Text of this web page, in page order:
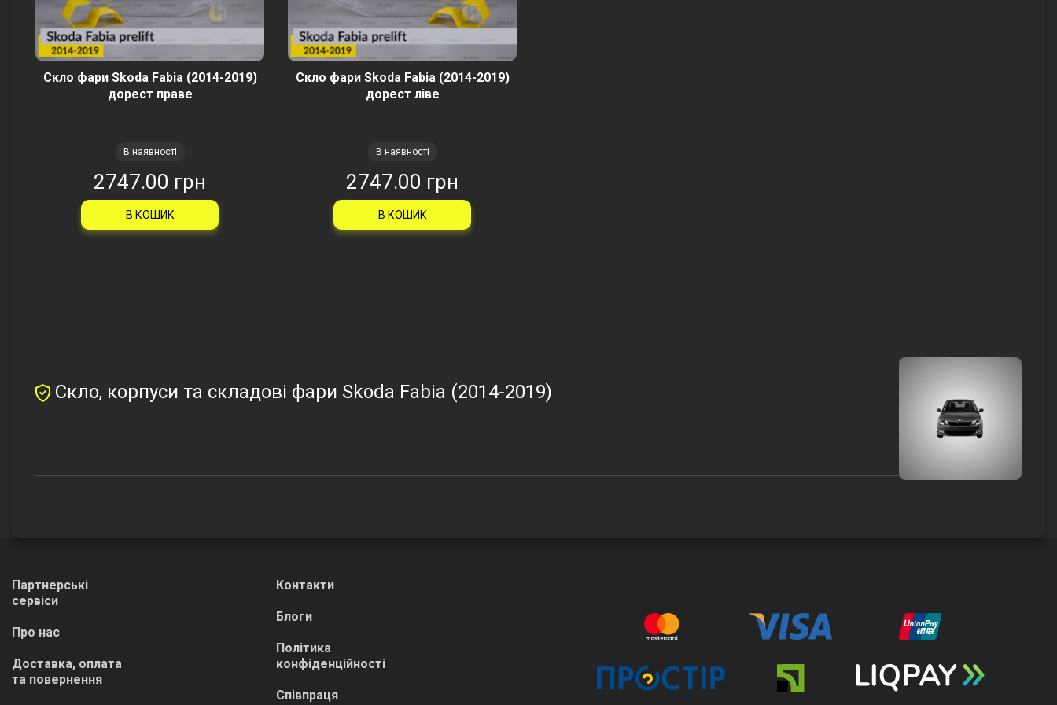
Скло фари Skoda Fabia (2014-2019)
дорест праве
В наявності
2747.00 грн
В КОШИК
Скло фари Skoda Fabia (2014-2019)
дорест ліве
В наявності
2747.00 грн
В КОШИК
Скло, корпуси та складові фари Skoda Fabia (2014-2019)
Партнерські
сервіси
Про нас
Доставка, оплата
та повернення
Контакти
Блоги
Політика
конфіденційності
Співпраця